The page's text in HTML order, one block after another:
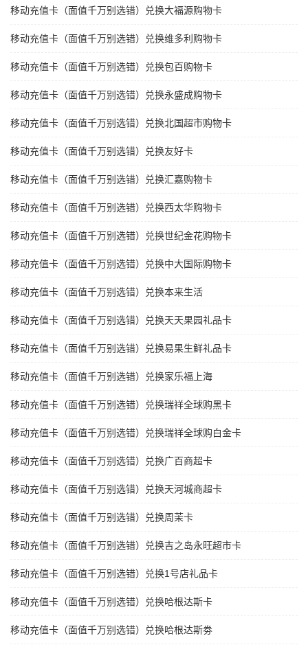
移动充值卡（面值千万别选错）兑换大福源购物卡
移动充值卡（面值千万别选错）兑换维多利购物卡
移动充值卡（面值千万别选错）兑换包百购物卡
移动充值卡（面值千万别选错）兑换永盛成购物卡
移动充值卡（面值千万别选错）兑换北国超市购物卡
移动充值卡（面值千万别选错）兑换友好卡
移动充值卡（面值千万别选错）兑换汇嘉购物卡
移动充值卡（面值千万别选错）兑换西太华购物卡
移动充值卡（面值千万别选错）兑换世纪金花购物卡
移动充值卡（面值千万别选错）兑换中大国际购物卡
移动充值卡（面值千万别选错）兑换本来生活
移动充值卡（面值千万别选错）兑换天天果园礼品卡
移动充值卡（面值千万别选错）兑换易果生鲜礼品卡
移动充值卡（面值千万别选错）兑换家乐福上海
移动充值卡（面值千万别选错）兑换瑞祥全球购黑卡
移动充值卡（面值千万别选错）兑换瑞祥全球购白金卡
移动充值卡（面值千万别选错）兑换广百商超卡
移动充值卡（面值千万别选错）兑换天河城商超卡
移动充值卡（面值千万别选错）兑换周茉卡
移动充值卡（面值千万别选错）兑换吉之岛永旺超市卡
移动充值卡（面值千万别选错）兑换1号店礼品卡
移动充值卡（面值千万别选错）兑换哈根达斯卡
移动充值卡（面值千万别选错）兑换哈根达斯劵